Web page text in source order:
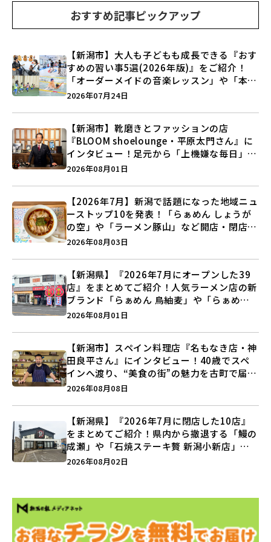
おすすめ記事ピックアップ
【新潟市】大人も子どもも成長できる『おす
すめの習い事5選(2026年版)』をご紹介！
「オーダーメイドの音楽レッスン」や「本格
キックボクシング」で新しい自分を見つけよ
2026年07月24日
【新潟市】靴磨きとファッションの店
『BLOOM shoelounge・平原太門さん』に
インタビュー！足元から「上機嫌な毎日」を
つくる装いの提案とは？
2026年08月01日
【2026年7月】新潟で話題になった地域ニュ
ーストップ10を発表！「らぁめん しょうが
の空」や「ラーメン豚山」など開店・閉店の
注目記事をランキングでご紹介♪
2026年08月03日
【新潟県】『2026年7月にオープンした39
店』をまとめてご紹介！人気ラーメン店の新
ブランド「らぁめん 鳥紬麦」や「らぁめん
しょうがの空」など盛りだくさん♪
2026年08月01日
【新潟市】スペイン料理店『名もなき店・神
田良平さん』にインタビュー！40歳でスペ
インへ渡り、“美食の街”の魅力を古町で届け
る♪
2026年08月08日
【新潟県】『2026年7月に閉店した10店』
をまとめてご紹介！県内から撤退する「鰻の
成瀬」や「石焼ステーキ贅 新潟小新店」が
営業に幕…。
2026年08月02日